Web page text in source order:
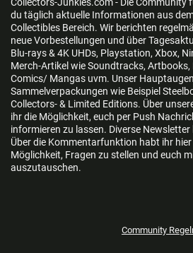
du täglich aktuelle Informationen aus
Collectibles Bereich. Wir berichten
neue Vorbestellungen und über
Blu-rays & 4K UHDs, Playstation, Xbox,
Merch-Artikel wie Soundtracks,
Comics/ Mangas uvm. Unser
Sammelverpackungen wie Beispiel
Collectors- & Limited Editions. Über
ihr die Möglichkeit, euch per Push
informieren zu lassen. Diverse
Über die Kommentarfunktion habt ihr
Möglichkeit, Fragen zu stellen und euch
auszutauschen.
Community